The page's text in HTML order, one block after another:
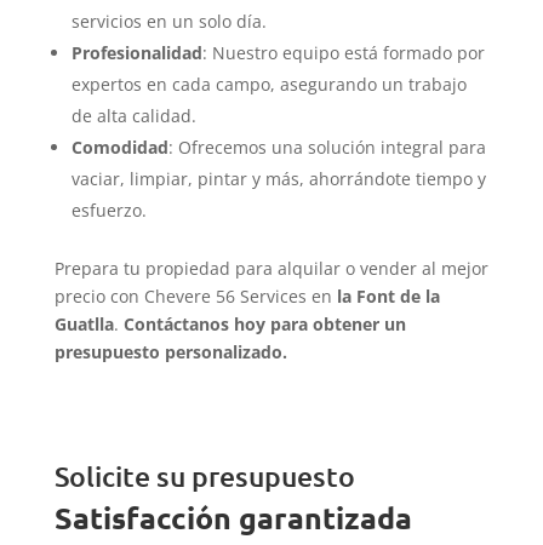
servicios en un solo día.
Profesionalidad: Nuestro equipo está formado por
expertos en cada campo, asegurando un trabajo
de alta calidad.
Comodidad: Ofrecemos una solución integral para
vaciar, limpiar, pintar y más, ahorrándote tiempo y
esfuerzo.
Prepara tu propiedad para alquilar o vender al mejor
precio con Chevere 56 Services en la Font de la
Guatlla. Contáctanos hoy para obtener un
presupuesto personalizado.
Solicite su presupuesto
Satisfacción garantizada